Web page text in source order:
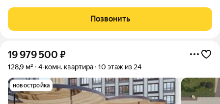
смежные Высота потолков: 3 м Санузел: совмещенный,
раздельный Окна: во двор, на
Позвонить
19 979 500 ₽
128,9 м² 4-комн. квартира 10 этаж из 24
новостройка